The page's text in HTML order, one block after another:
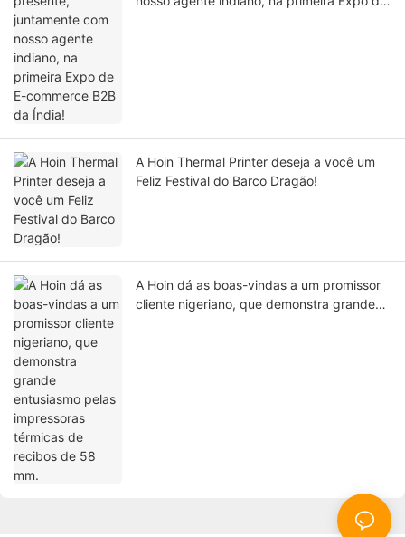
A Hoin Thermal Printer deseja a você um
Feliz Festival do Barco Dragão!
A Hoin dá as boas-vindas a um promissor
cliente nigeriano, que demonstra grande